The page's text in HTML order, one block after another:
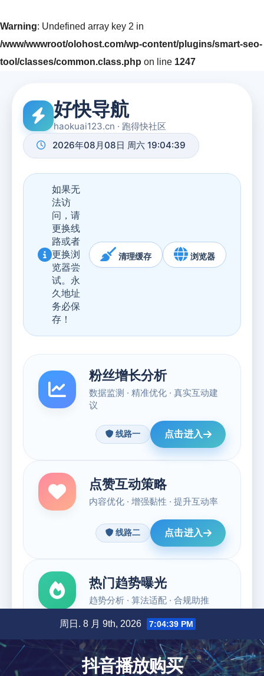
Warning: Undefined array key 2 in
/www/wwwroot/olohost.com/wp-content/plugins/smart-seo-
tool/classes/common.class.php on line 1247
容
周日. 8 月 9th, 2026 7:04:40 PM
抖音播放购买